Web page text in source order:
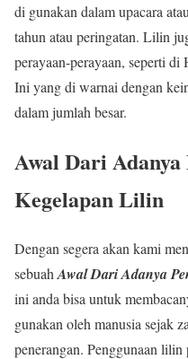
di gunakan dalam upacara
tahun atau peringatan. Lilin
perayaan-perayaan, seperti
Ini yang di warnai dengan
dalam jumlah besar.
Awal Dari Adanya
Kegelapan Lilin
Dengan segera akan kami
sebuah Awal Dari Adanya
ini anda bisa untuk
gunakan oleh manusia sejak
penerangan. Penggunaan